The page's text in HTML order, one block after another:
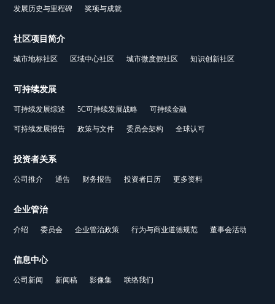
发展历史与里程碑 奖项与成就
社区项目简介
城市地标社区 区域中心社区 城市微度假社区 知识创新社区
可持续发展
可持续发展综述 5C可持续发展战略 可持续金融
可持续发展报告 政策与文件 委员会架构 全球认可
投资者关系
公司推介 通告 财务报告 投资者日历 更多资料
企业管治
介绍 委员会 企业管治政策 行为与商业道德规范 董事会活动
信息中心
公司新闻 新闻稿 影像集 联络我们